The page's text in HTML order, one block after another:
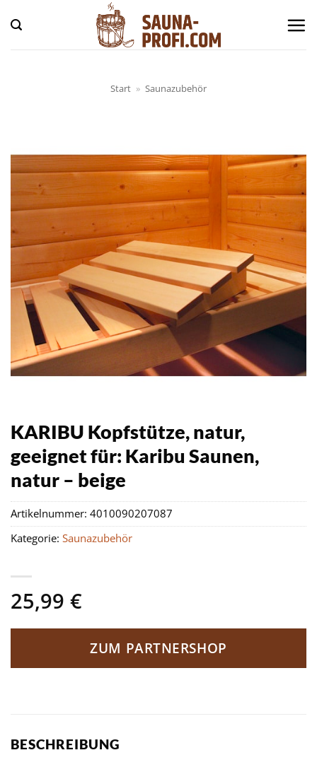
Inhalt
springen
Start » Saunazubehör
KARIBU Kopfstütze, natur,
geeignet für: Karibu Saunen,
natur – beige
25,99 €
ZUM PARTNERSHOP
Artikelnummer: 4010090207087
Kategorie: Saunazubehör
BESCHREIBUNG